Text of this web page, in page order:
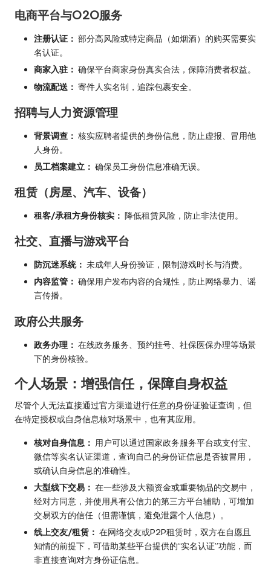
电商平台与O2O服务
注册认证： 部分高风险或特定商品（如烟酒）的购买需要实
名认证。
商家入驻： 确保平台商家身份真实合法，保障消费者权益。
物流配送： 寄件人实名制，追踪包裹安全。
招聘与人力资源管理
背景调查： 核实应聘者提供的身份信息，防止虚报、冒用他
人身份。
员工档案建立： 确保员工身份信息准确无误。
租赁（房屋、汽车、设备）
租客/承租方身份核实： 降低租赁风险，防止非法使用。
社交、直播与游戏平台
防沉迷系统： 未成年人身份验证，限制游戏时长与消费。
内容监管： 确保用户发布内容的合规性，防止网络暴力、谣
言传播。
政府公共服务
政务办理： 在线政务服务、预约挂号、社保医保办理等场景
下的身份核验。
个人场景：增强信任，保障自身权益
尽管个人无法直接通过官方渠道进行任意的身份证验证查询，但
在特定授权或自身信息核对场景中，也有其应用。
核对自身信息： 用户可以通过国家政务服务平台或支付宝、
微信等实名认证渠道，查询自己的身份证信息是否被冒用，
或确认自身信息的准确性。
大型线下交易： 在一些涉及大额资金或重要物品的交易中，
经对方同意，并使用具有公信力的第三方平台辅助，可增加
交易双方的信任（但需谨慎，避免泄露个人信息）。
线上交友/租赁： 在网络交友或P2P租赁时，双方在自愿且
知情的前提下，可借助某些平台提供的“实名认证”功能，而
非直接查询对方身份证信息。